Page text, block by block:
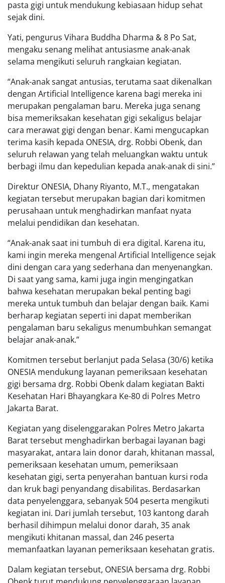
pasta gigi untuk mendukung kebiasaan hidup sehat
sejak dini.
Yati, pengurus Vihara Buddha Dharma & 8 Po Sat,
mengaku senang melihat antusiasme anak-anak
selama mengikuti seluruh rangkaian kegiatan.
“Anak-anak sangat antusias, terutama saat dikenalkan
dengan Artificial Intelligence karena bagi mereka ini
merupakan pengalaman baru. Mereka juga senang
bisa memeriksakan kesehatan gigi sekaligus belajar
cara merawat gigi dengan benar. Kami mengucapkan
terima kasih kepada ONESIA, drg. Robbi Obenk, dan
seluruh relawan yang telah meluangkan waktu untuk
berbagi ilmu dan kepedulian kepada anak-anak di sini.”
Direktur ONESIA, Dhany Riyanto, M.T., mengatakan
kegiatan tersebut merupakan bagian dari komitmen
perusahaan untuk menghadirkan manfaat nyata
melalui pendidikan dan kesehatan.
“Anak-anak saat ini tumbuh di era digital. Karena itu,
kami ingin mereka mengenal Artificial Intelligence sejak
dini dengan cara yang sederhana dan menyenangkan.
Di saat yang sama, kami juga ingin mengingatkan
bahwa kesehatan merupakan bekal penting bagi
mereka untuk tumbuh dan belajar dengan baik. Kami
berharap kegiatan seperti ini dapat memberikan
pengalaman baru sekaligus menumbuhkan semangat
belajar anak-anak.”
Komitmen tersebut berlanjut pada Selasa (30/6) ketika
ONESIA mendukung layanan pemeriksaan kesehatan
gigi bersama drg. Robbi Obenk dalam kegiatan Bakti
Kesehatan Hari Bhayangkara Ke-80 di Polres Metro
Jakarta Barat.
Kegiatan yang diselenggarakan Polres Metro Jakarta
Barat tersebut menghadirkan berbagai layanan bagi
masyarakat, antara lain donor darah, khitanan massal,
pemeriksaan kesehatan umum, pemeriksaan
kesehatan gigi, serta penyerahan bantuan kursi roda
dan kruk bagi penyandang disabilitas. Berdasarkan
data penyelenggara, sebanyak 504 peserta mengikuti
kegiatan ini. Dari jumlah tersebut, 103 kantong darah
berhasil dihimpun melalui donor darah, 35 anak
mengikuti khitanan massal, dan 246 peserta
memanfaatkan layanan pemeriksaan kesehatan gratis.
Dalam kegiatan tersebut, ONESIA bersama drg. Robbi